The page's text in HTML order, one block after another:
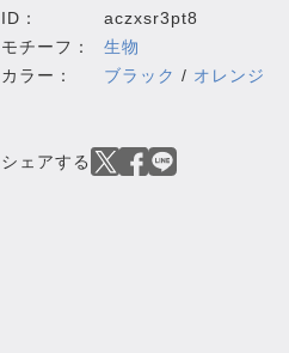
ID：
aczxsr3pt8
モチーフ：
生物
カラー：
ブラック / オレンジ